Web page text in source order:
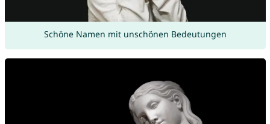
Schöne Namen mit unschönen Bedeutungen